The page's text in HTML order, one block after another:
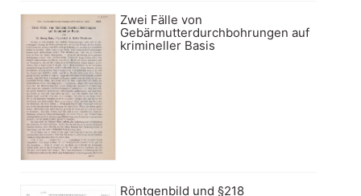
Zwei Fälle von
Gebärmutterdurchbohrungen auf
krimineller Basis
Röntgenbild und §218